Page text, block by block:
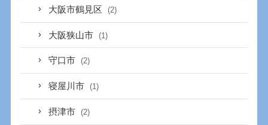
大阪市鶴見区 (2)
大阪狭山市 (1)
守口市 (2)
寝屋川市 (1)
摂津市 (2)